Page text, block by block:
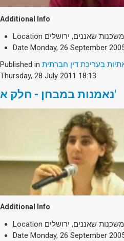
Additional Info
Location משכנות שאננים, ירושלים
Date Monday, 26 September
Published in בעריכת דין חברתית
Thursday, 28 July 2011 18:13
נאמנות במבחן - חלק א'
Additional Info
Location משכנות שאננים, ירושלים
Date Monday, 26 September